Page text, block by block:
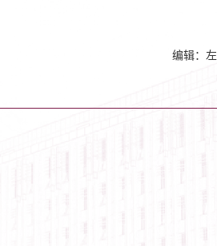
编辑：